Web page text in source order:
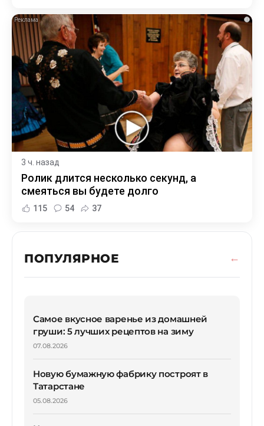
i
3 ч. назад
Ролик длится несколько секунд, а
смеяться вы будете долго
115 54 37
ПОПУЛЯРНОЕ
Самое вкусное варенье из домашней
груши: 5 лучших рецептов на зиму
07.08.2026
Новую бумажную фабрику построят в
Татарстане
05.08.2026